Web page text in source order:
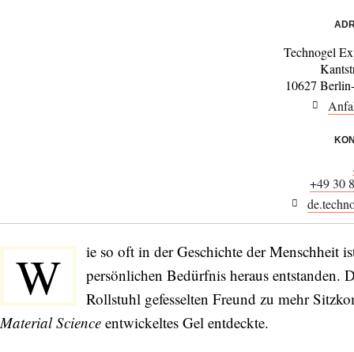
Technogel
10627
+49 30
W
ie so oft in der Geschichte der Menschheit
persönlichen Bedürfnis heraus
Rollstuhl gefesselten Freund zu mehr
Material Science entwickeltes Gel entdeckte.